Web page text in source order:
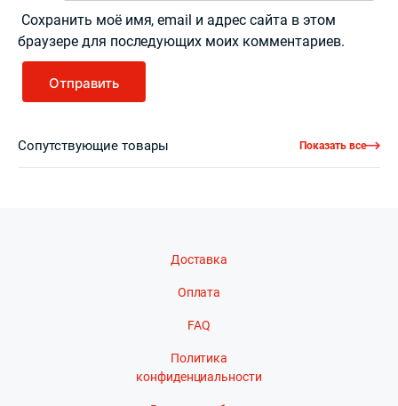
Сохранить моё имя, email и адрес сайта в этом
браузере для последующих моих комментариев.
Сопутствующие товары Показать все
Доставка
Оплата
FAQ
Политика
конфиденциальности